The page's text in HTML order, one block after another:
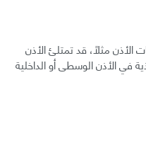
مثلًا، قد تمتلئ الأذن
الأذن الوسطى أو الداخلية